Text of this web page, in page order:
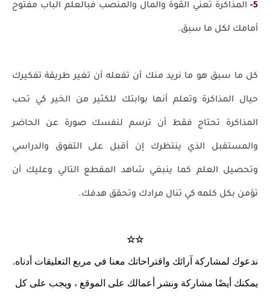
5- المذاكرة تعني القوة والمال والمنصب فبالعلم الباب مفتوح
أمامك لكل ما سبق.
كل ما سبق هو ما نريد منك أن تفعله أن تغير طريقة تفكيرك
حيال المذاكرة وتعلم أنها بوابتك للكثير من الخير كي تحب
المذاكرة تحتاج فقط أن ترسم لنفسك صورة عن الحاضر
والمستقبل الذي ينتظرك إن أقبل على التفوق والدراسي
وتحصيل العلم كما ينبغي شاهد المقطع التالي وعليك أن
تؤمن بكل كلمه كي تنال مرادك وتحقق هدفك.
☆☆
ندعوك لمشاركة آرائك واقتراحاتك معنا في مربع التعليقات أدناه.
يمكنك أيضًا مشاركة ونشر أعمالك على الموقع ، ويجب على كل